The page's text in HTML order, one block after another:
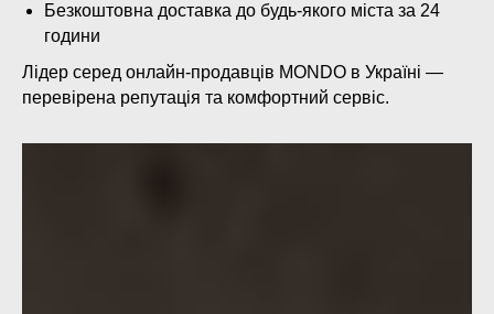
Безкоштовна доставка до будь-якого міста за 24
години
Лідер серед онлайн-продавців MONDO в Україні —
перевірена репутація та комфортний сервіс.